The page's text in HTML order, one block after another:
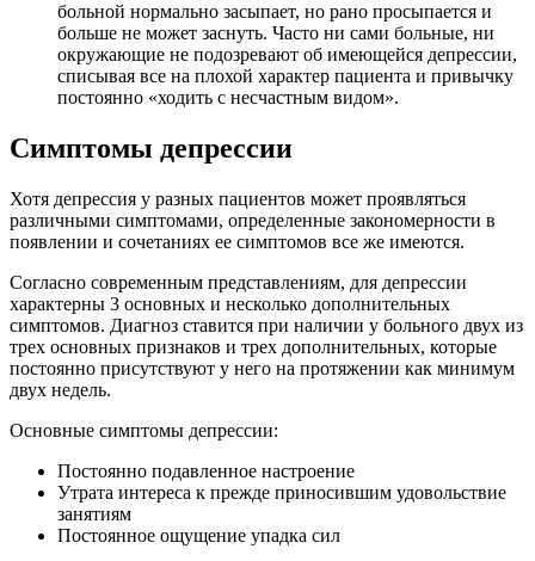
больной нормально засыпает, но рано просыпается и
больше не может заснуть. Часто ни сами больные, ни
окружающие не подозревают об имеющейся депрессии,
списывая все на плохой характер пациента и привычку
постоянно «ходить с несчастным видом».
Симптомы депрессии
Хотя депрессия у разных пациентов может проявляться
различными симптомами, определенные закономерности в
появлении и сочетаниях ее симптомов все же имеются.
Согласно современным представлениям, для депрессии
характерны 3 основных и несколько дополнительных
симптомов. Диагноз ставится при наличии у больного двух из
трех основных признаков и трех дополнительных, которые
постоянно присутствуют у него на протяжении как минимум
двух недель.
Основные симптомы депрессии:
Постоянно подавленное настроение
Утрата интереса к прежде приносившим удовольствие
занятиям
Постоянное ощущение упадка сил